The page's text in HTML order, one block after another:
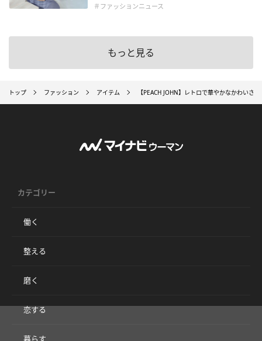
＃ファッションニュース
もっと見る
トップ ファッション アイテム 【PEACH JOHN】レトロで華やかなかわいさ
カテゴリー
働く
整える
磨く
恋する
暮らす